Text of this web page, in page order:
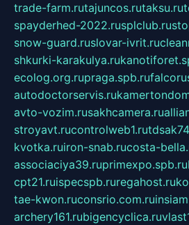
trade-farm.rutajuncos.rutaksu.ru
spayderhed-2022.rusplclub.ru
snow-guard.ruslovar-ivrit.ru
shkurki-karakulya.ru
ecolog.org.rupraga.spb.ru
autodoctorservis.ru
avto-vozim.rusakhcamera.ru
stroyavt.rucontrolweb1.ru
kvotka.ruiron-snab.rucosta-
associaciya39.ruprimexpo.spb.ru
cpt21.ruispecspb.ruregahost.ru
tae-kwon.ruconsrio.com.ru
archery161.rubigencyclica.ru